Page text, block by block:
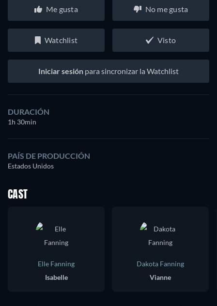
Me gusta No me gusta
Watchlist Visto
Iniciar sesión para sincronizar la Watchlist
DURACIÓN
1h 30min
PAÍS DE PRODUCCIÓN
Estados Unidos
CAST
Elle Fanning
Isabelle
Dakota Fanning
Vianne